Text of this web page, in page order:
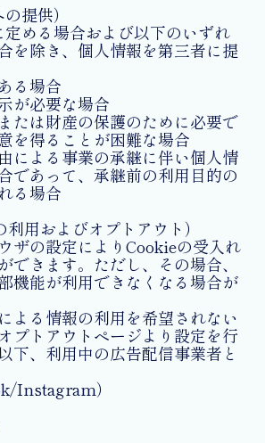
提供）
定める場合および以下のいずれ
を除き、個人情報を第三者に提
る場合
が必要な場合
たは財産の保護のために必要で
を得ることが困難な場合
による事業の承継に伴い個人情
であって、承継前の利用目的の
る場合
用およびオプトアウト）
ザの設定によりCookieの受入れ
できます。ただし、その場合、
機能が利用できなくなる場合が
よる情報の利用を希望されない
プトアウトページより設定を行
下、利用中の広告配信事業者と
Instagram）